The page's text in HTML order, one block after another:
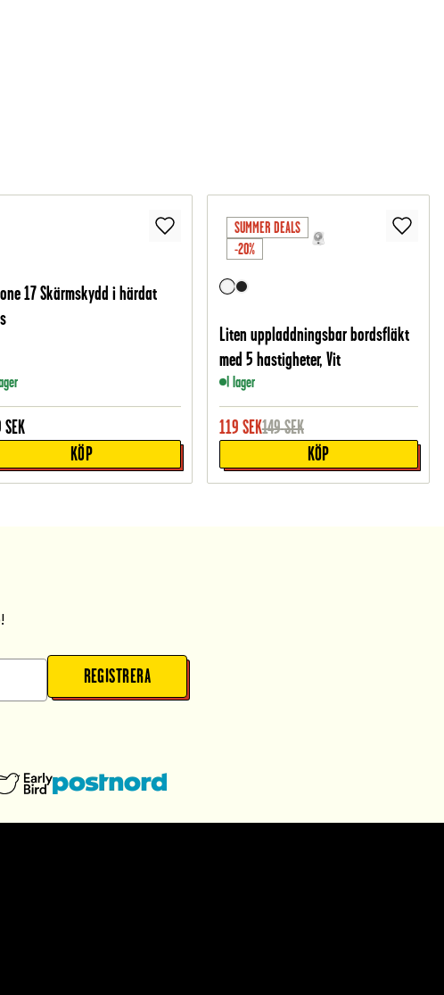
17 Skärmskydd i härdat
SEK
KÖP
SUMMER DEALS
-20%
Liten uppladdningsbar bordsfläkt
med 5 hastigheter, Vit
I lager
119 SEK149SEK
KÖP
REGISTRERA